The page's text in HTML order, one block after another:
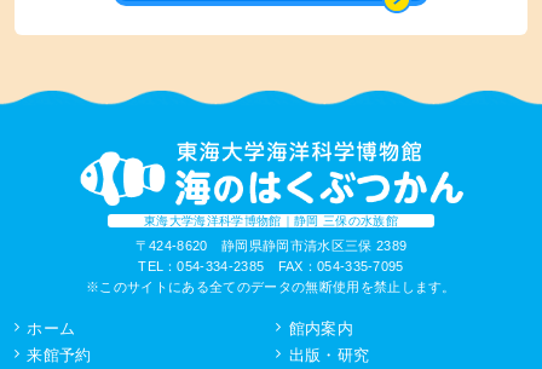
東海大学海洋科学博物館｜静岡 三保の水族館
〒424-8620 静岡県静岡市清水区三保 2389
TEL：054-334-2385 FAX：054-335-7095
※このサイトにある全てのデータの無断使用を禁止します。
ホーム
館内案内
来館予約
出版・研究